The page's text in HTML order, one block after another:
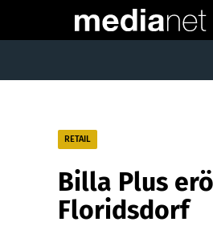
RETAIL
Billa Plus
Floridsdorf